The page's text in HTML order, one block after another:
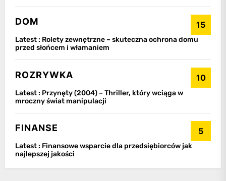
DOM 15
Latest : Rolety zewnętrzne – skuteczna ochrona domu
przed słońcem i włamaniem
ROZRYWKA 10
Latest : Przynęty (2004) – Thriller, który wciąga w
mroczny świat manipulacji
FINANSE 5
Latest : Finansowe wsparcie dla przedsiębiorców jak
najlepszej jakości